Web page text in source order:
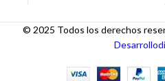
acogedores. Con una vida útil de hasta
15,000 horas, este bombillo te ofrece
reduciendo la necesidad de
© 2025 Todos los derechos